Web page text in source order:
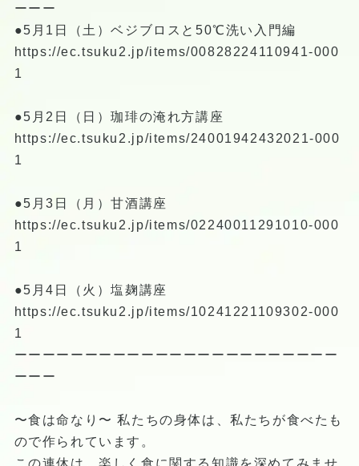
ーーー
●5月1日（土）ベジブロスと50℃洗い入門編
https://ec.tsuku2.jp/items/00828224110941-000
1
●5月2日（日）珈琲の淹れ方講座
https://ec.tsuku2.jp/items/24001942432021-000
1
●5月3日（月）甘酒講座
https://ec.tsuku2.jp/items/02240011291010-000
1
●5月4日（火）塩麹講座
https://ec.tsuku2.jp/items/10241221109302-000
1
ーーーーーーーーーーーーーーーーーーーーーーー
ーーー
〜食は命なり〜 私たちの身体は、私たちが食べたも
ので作られています。
この連休は、楽しく食に関する知識を深めてみませ